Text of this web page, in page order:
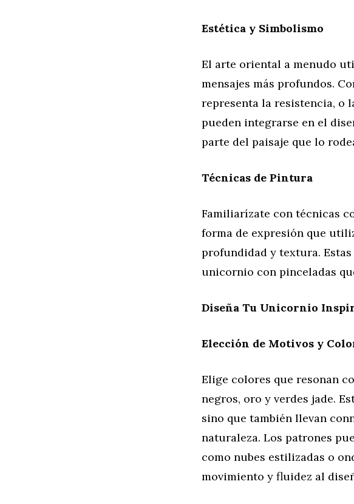
Estética y Simbolismo
El arte oriental a menudo
mensajes más profundos.
representa la resistencia, o
pueden integrarse en el
parte del paisaje que lo
Técnicas de Pintura
Familiarízate con técnicas
forma de expresión que
profundidad y textura.
unicornio con pinceladas
Diseña Tu Unicornio
Elección de Motivos y
Elige colores que resonan
negros, oro y verdes jade.
sino que también llevan
naturaleza. Los patrones
como nubes estilizadas o
movimiento y fluidez al